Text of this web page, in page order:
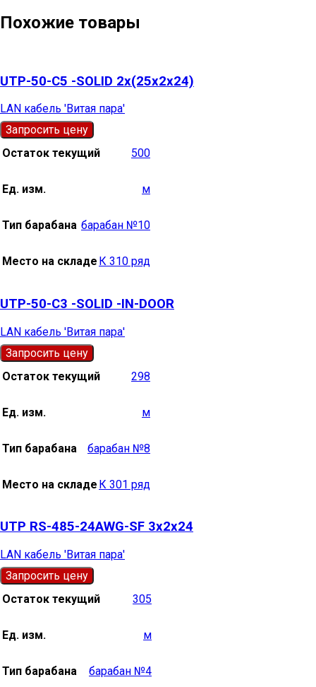
Похожие товары
UTP-50-С5 -SOLID 2х(25х2х24)
LAN кабель 'Витая пара'
Запросить цену
Остаток текущий
500
Ед. изм. м
Тип барабана барабан №10
Место на складе К 310 ряд
UTP-50-С3 -SOLID -IN-DOOR
LAN кабель 'Витая пара'
Запросить цену
Остаток текущий
298
Ед. изм. м
Тип барабана барабан №8
Место на складе К 301 ряд
UTP RS-485-24AWG-SF 3х2х24
LAN кабель 'Витая пара'
Запросить цену
Остаток текущий
305
Ед. изм. м
Тип барабана барабан №4